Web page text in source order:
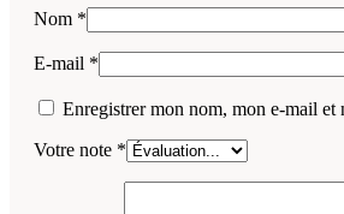
Nom *
E-mail *
Enregistrer mon nom, mon e-mail et
Votre note *